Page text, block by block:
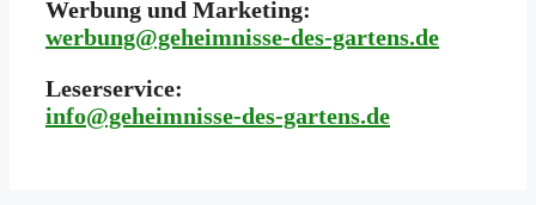
Werbung und Marketing:
werbung@geheimnisse-des-gartens.de
Leserservice:
info@geheimnisse-des-gartens.de